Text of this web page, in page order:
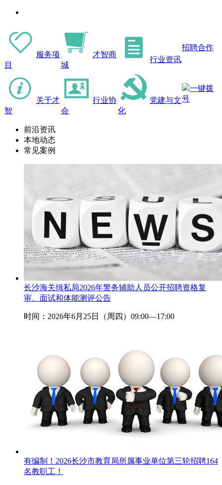
服务项
目
才智商
城
行业资讯
招聘合作
关于才
智
行业协
会
党建与文
化
一键拨
号
前沿资讯
本地动态
常见案例
长沙海关缉私局2026年警务辅助人员公开招聘资格复
审、面试和体能测评公告
时间：2026年6月25日（周四）09:00—17:00
有编制！2026长沙市教育局所属事业单位第三轮招聘164
名教职工！